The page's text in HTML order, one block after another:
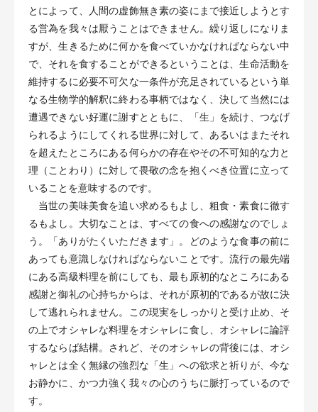
とによって、人間の虚飾無き素の姿にまで接近しようとす
る営為を我々は厭うことはできません。繰り返しになりま
すが、生きるために何かを食べていかなければならない中
で、それを食することができるということは、生命活動を
維持するに必要不可欠な一条件が充足されているという単
なる生物学的解釈に終わる事柄ではなく、決して当然には
遭遇できない好運に謝すとともに、「生」を続け、つなげ
られるようにしてくれる世界に対して、あるいはまたそれ
を超えたところにある何らかの存在やその不可知的な力と
理（ことわり）に対して畏敬の念を抱くべき位置に立って
いることを意味するのです。
当世の美味美食を追い求めるもよし、粗食・素食に徹す
るもよし。大切なことは、すべての食への感謝なのでしょ
う。「ありがたくいただきます」。どのような食事の前に
あっても意識しなければならないことです。流行の最先端
にある高級料理を前にしても、最も原初的なところにある
感謝と御礼の心持ちからは、それが原初的であるが故に決
して逃れられません。この現実をしっかりと受け止め、そ
の上でオシャレな料理をオシャレに食し、オシャレに論評
するならば結構。されど、そのオシャレの背後には、オシ
ャレとは全く無縁の強烈な「生」への欲求と祈りが、今な
お静かに、かつ力強く我々の心のうちに脈打っているので
す。